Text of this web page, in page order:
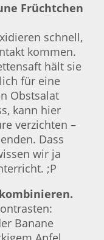
Früchtchen
schnell,
kommen.
hält sie
für eine
Obstsalat
kann hier
verzichten –
Dass
wir ja
;P
Banane